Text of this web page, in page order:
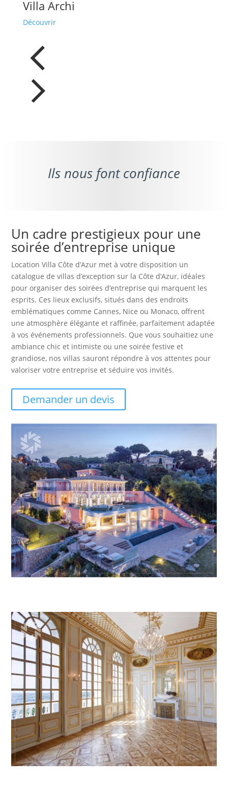
Villa Archi
Découvrir
Ils nous font confiance
Un cadre prestigieux pour une
soirée d’entreprise unique
Location Villa Côte d’Azur met à votre disposition un
catalogue de villas d’exception sur la Côte d’Azur, idéales
pour organiser des soirées d’entreprise qui marquent les
esprits. Ces lieux exclusifs, situés dans des endroits
emblématiques comme Cannes, Nice ou Monaco, offrent
une atmosphère élégante et raffinée, parfaitement adaptée
à vos événements professionnels. Que vous souhaitiez une
ambiance chic et intimiste ou une soirée festive et
grandiose, nos villas sauront répondre à vos attentes pour
valoriser votre entreprise et séduire vos invités.
Demander un devis